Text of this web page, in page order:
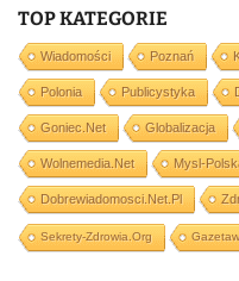
TOP KATEGORIE
Wiadomości Poznań
Polonia Publicystyka
Goniec.net Globalizacja
Wolnemedia.net Mysl-
Dobrewiadomosci.net.pl
Sekrety-Zdrowia.org